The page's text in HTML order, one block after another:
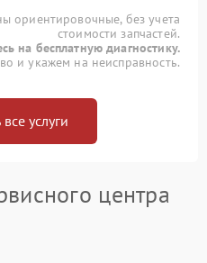
ориентировочные, без учета
стоимости запчастей.
на бесплатную диагностику.
и укажем на неисправность.
услуги
центра